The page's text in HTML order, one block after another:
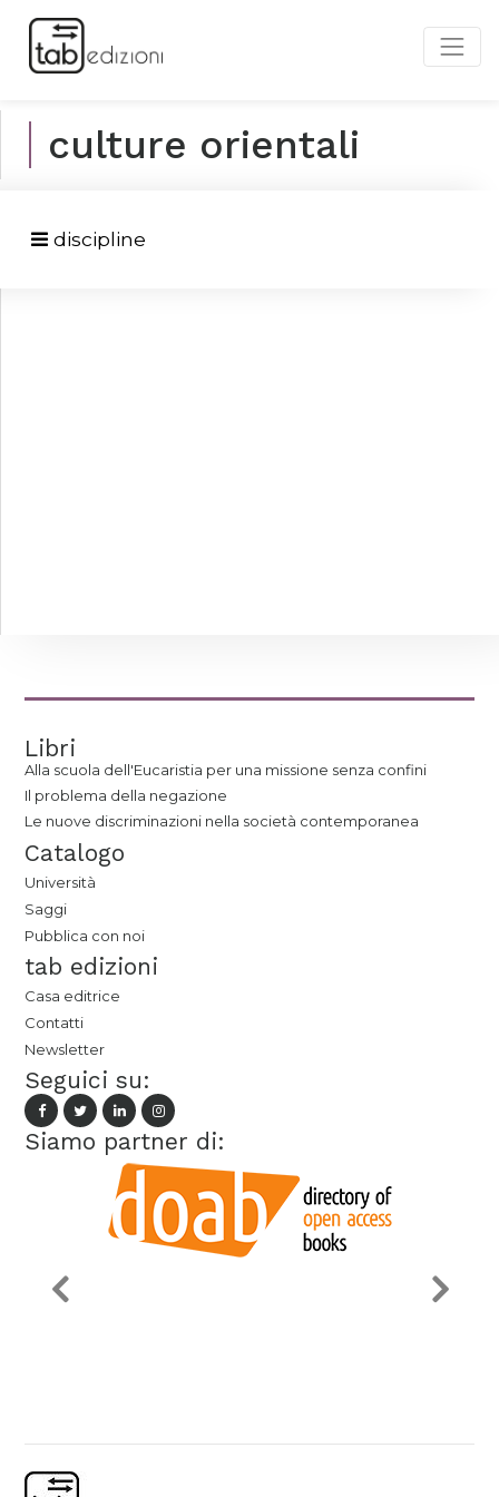
culture orientali
discipline
Libri
Alla scuola dell'Eucaristia per una missione senza confini
Il problema della negazione
Le nuove discriminazioni nella società contemporanea
Catalogo
Università
Saggi
Pubblica con noi
tab edizioni
Casa editrice
Contatti
Newsletter
Seguici su:
Siamo partner di: